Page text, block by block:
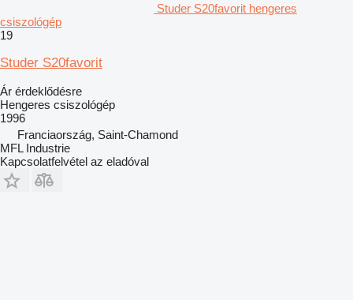
Studer S20favorit hengeres
csiszológép
19
Studer S20favorit
Ár érdeklődésre
Hengeres csiszológép
1996
Franciaország, Saint-Chamond
MFL Industrie
Kapcsolatfelvétel az eladóval